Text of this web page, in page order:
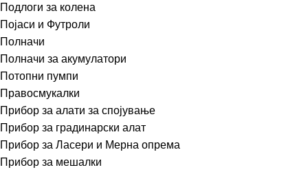
Подлоги за колена
Појаси и Футроли
Полначи
Полначи за акумулатори
Потопни пумпи
Правосмукалки
Прибор за алати за спојување
Прибор за градинарски алат
Прибор за Ласери и Мерна опрема
Прибор за мешалки